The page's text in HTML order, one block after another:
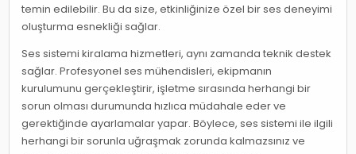
temin edilebilir. Bu da size, etkinliğinize özel bir ses deneyimi
oluşturma esnekliği sağlar.
Ses sistemi kiralama hizmetleri, aynı zamanda teknik destek
sağlar. Profesyonel ses mühendisleri, ekipmanın
kurulumunu gerçekleştirir, işletme sırasında herhangi bir
sorun olması durumunda hızlıca müdahale eder ve
gerektiğinde ayarlamalar yapar. Böylece, ses sistemi ile ilgili
herhangi bir sorunla uğraşmak zorunda kalmazsınız ve